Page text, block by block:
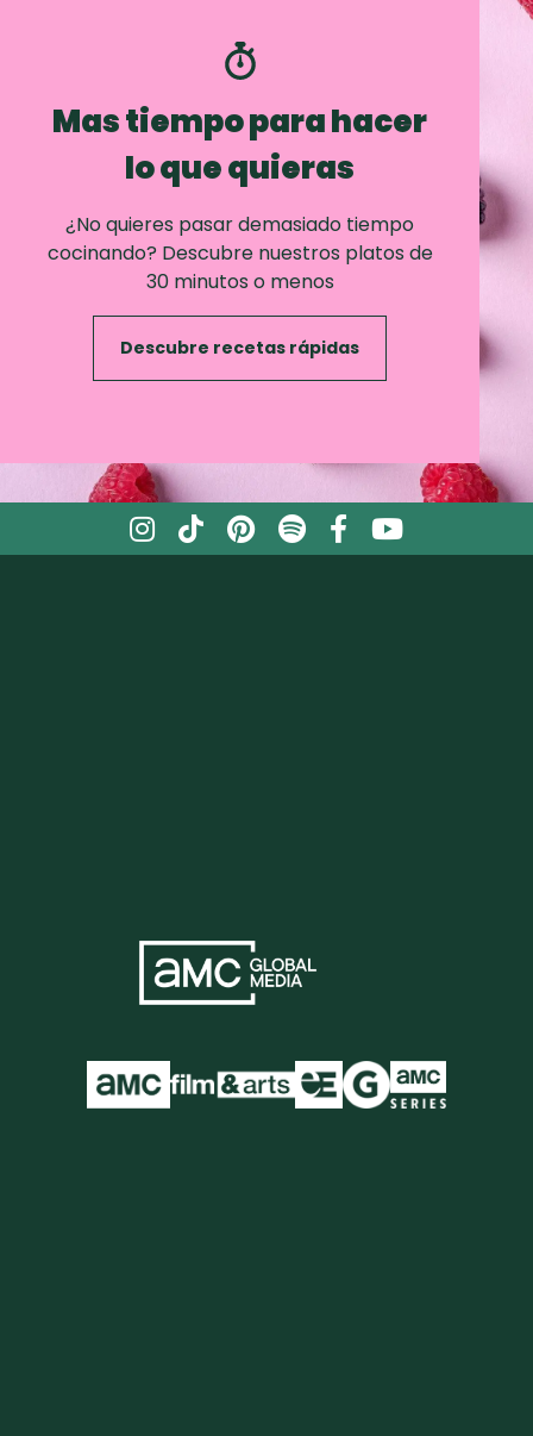
Mas tiempo para hacer
lo que quieras
¿No quieres pasar demasiado tiempo
cocinando? Descubre nuestros platos de
30 minutos o menos
Descubre recetas rápidas